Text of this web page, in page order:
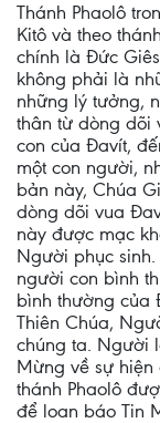
Thánh Phaolô
Kitô và theo
chính là Đức
không phải là
những lý tưởng,
thân từ dòng dõi
con của Đavít,
một con người,
bản này, Chúa
dòng dõi vua
này được mạc
Người phục
người con bình
bình thường của
Thiên Chúa,
chúng ta. Người
Mừng về sự hiện
thánh Phaolô
để loan báo Tin